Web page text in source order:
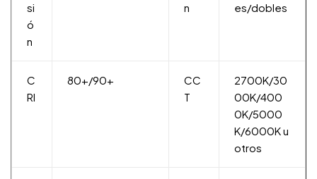
si
ó
n
n
es/dobles
C
RI
80+/90+
CC
T
2700K/30
00K/400
0K/5000
K/6000K u
otros